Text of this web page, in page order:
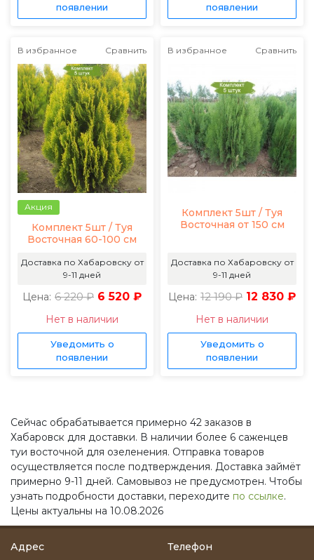
появлении
появлении
В избранное Сравнить
Акция
Комплект 5шт / Туя
Восточная 60-100 см
Доставка по Хабаровску от
9-11 дней
Цена: 6 220 ₽ 6 520 ₽
Нет в наличии
Уведомить о
появлении
В избранное Сравнить
Комплект 5шт / Туя
Восточная от 150 см
Доставка по Хабаровску от
9-11 дней
Цена: 12 190 ₽ 12 830 ₽
Нет в наличии
Уведомить о
появлении
Сейчас обрабатывается примерно 42 заказов в
Хабаровск для доставки. В наличии более 6 саженцев
туи восточной для озеленения. Отправка товаров
осуществляется после подтверждения. Доставка займёт
примерно 9-11 дней. Самовывоз не предусмотрен. Чтобы
узнать подробности доставки, переходите по ссылке.
Цены актуальны на 10.08.2026
Адрес Телефон